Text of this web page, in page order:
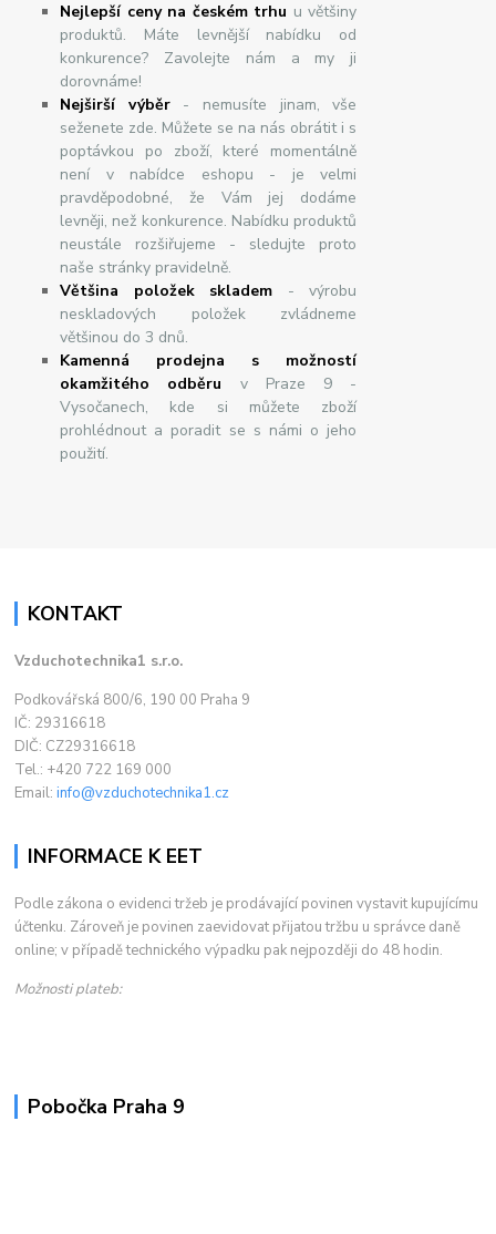
Nejlepší ceny na českém trhu u většiny
produktů. Máte levnější nabídku od
konkurence? Zavolejte nám a my ji
dorovnáme!
Nejširšívýběr- nemusíte jinam, vše
seženete zde. Můžete se na nás obrátit i s
poptávkou po zboží, které momentálně
není v nabídce eshopu - je velmi
pravděpodobné, že Vám jej dodáme
levněji, než konkurence. Nabídku produktů
neustále rozšiřujeme - sledujte proto
naše stránky pravidelně.
Většina položek skladem - výrobu
neskladových položek zvládneme
většinou do 3 dnů.
Kamenná prodejna s možností
okamžitého odběru v Praze 9 -
Vysočanech, kde si můžete zboží
prohlédnout a poradit se s námi o jeho
použití.
KONTAKT
Vzduchotechnika1 s.r.o.
Podkovářská 800/6, 190 00 Praha 9
IČ: 29316618
DIČ: CZ29316618
Tel.: +420 722 169 000
Email:info@vzduchotechnika1.cz
INFORMACE K EET
Podle zákona o evidenci tržeb je prodávající povinen vystavit kupujícímu
účtenku. Zároveň je povinen zaevidovat přijatou tržbu u správce daně
online; v případě technického výpadku pak nejpozději do 48 hodin.
Možnosti plateb:
Pobočka Praha 9